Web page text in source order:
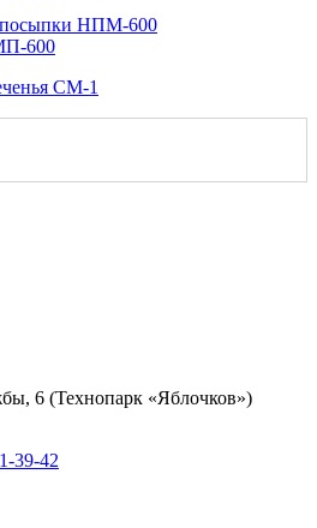
НПМ-600
600
СМ-1
6 (Технопарк «Яблочков»)
39-42